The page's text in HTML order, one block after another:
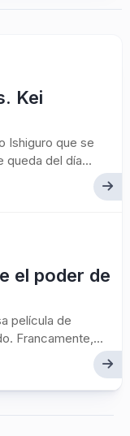
Kei
Ishiguro que se
queda del día...
el poder de
película de
Francamente,...